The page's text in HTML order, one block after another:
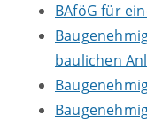
BAföG für
baulichen